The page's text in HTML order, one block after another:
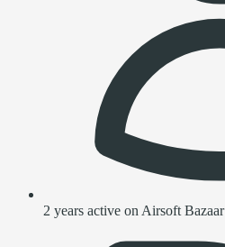
2 years active on Airsoft Bazaar